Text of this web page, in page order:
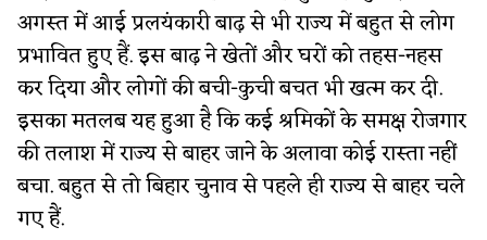
अगस्त में आई प्रलयंकारी बाढ़ से भी राज्य में बहुत से लोग
प्रभावित हुए हैं. इस बाढ़ ने खेतों और घरों को तहस-नहस
कर दिया और लोगों की बची-कुची बचत भी खत्म कर दी.
इसका मतलब यह हुआ है कि कई श्रमिकों के समक्ष रोजगार
की तलाश में राज्य से बाहर जाने के अलावा कोई रास्ता नहीं
बचा. बहुत से तो बिहार चुनाव से पहले ही राज्य से बाहर चले
गए हैं.